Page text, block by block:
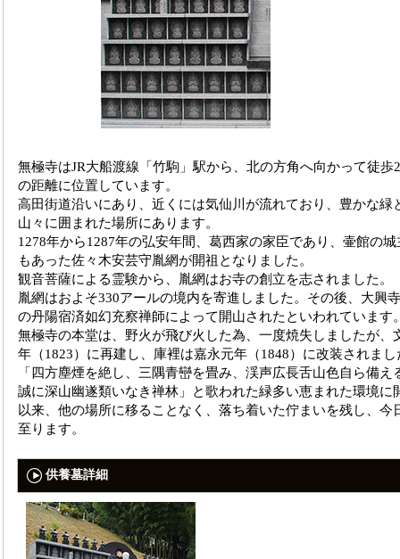
無極寺はJR大船渡線「竹駒」駅から、北の方角へ向かって徒歩
の距離に位置しています。
高田街道沿いにあり、近くには気仙川が流れており、豊かな緑
山々に囲まれた場所にあります。
1278年から1287年の弘安年間、葛西家の家臣であり、壷館の城
もあった佐々木安芸守胤網が開祖となりました。
観音菩薩による霊験から、胤網はお寺の創立を志されました。
胤網はおよそ330アールの境内を寄進しました。その後、大興
の丹陽宿済如幻充察禅師によって開山されたといわれています
無極寺の本堂は、野火が飛び火した為、一度焼失しましたが、
年（1823）に再建し、庫裡は嘉永元年（1848）に改装されまし
「四方塵煙を絶し、三隅青巒を畳み、渓声広長舌山色自ら備え
誠に深山幽遂類いなき禅林」と歌われた緑多い恵まれた環境に
以来、他の場所に移ることなく、落ち着いた佇まいを残し、今
至ります。
供養墓詳細